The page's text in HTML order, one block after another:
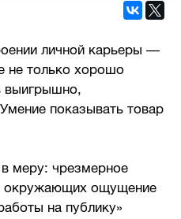
личной карьеры —
не только хорошо
выигрышно,
показывать товар
меру: чрезмерное
окружающих ощущение
на публику»